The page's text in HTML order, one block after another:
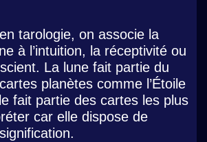
tarologie, on associe la
à l’intuition, la réceptivité ou
La lune fait partie du
planètes comme l’Étoile
fait partie des cartes les plus
car elle dispose de